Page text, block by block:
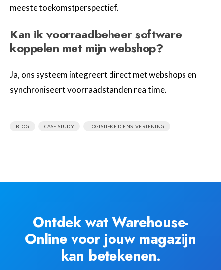
meeste toekomstperspectief.
Kan ik voorraadbeheer software
koppelen met mijn webshop?
Ja, ons systeem integreert direct met webshops en
synchroniseert voorraadstanden realtime.
BLOG CASE STUDY LOGISTIEKE DIENSTVERLENING
Ontdek wat Warehouse-
Online voor jouw magazijn
kan betekenen.